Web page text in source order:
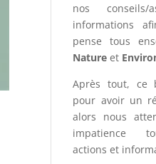
nos conseils/
informations
pense tous
Nature et
Après tout, ce
pour avoir un
alors nous
impatience
actions et